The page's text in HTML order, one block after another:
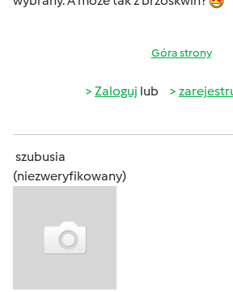
Góra strony
Zaloguj lub
szubusia
(niezweryfikowany)